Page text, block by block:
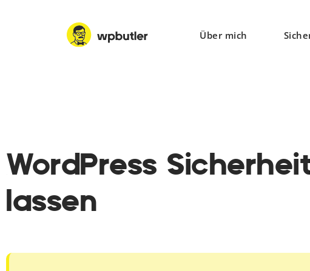
Über mich
WordPress
lassen